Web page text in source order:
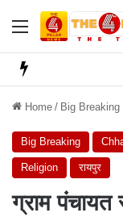
Menu
Home / Big Breaking
Big Breaking
Religion रायपुर
ग्राम